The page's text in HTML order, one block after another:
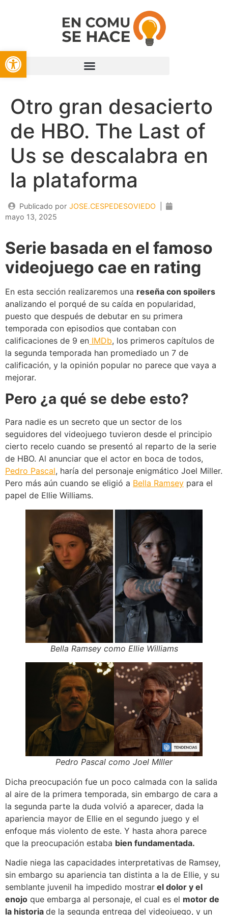
Open toolbar
Otro gran desacierto
de HBO. The Last of
Us se descalabra en
la plataforma
Publicado por JOSE.CESPEDESOVIEDO
mayo 13, 2025
Serie basada en el famoso
videojuego cae en rating
En esta sección realizaremos una reseña con spoilers
analizando el porqué de su caída en popularidad,
puesto que después de debutar en su primera
temporada con episodios que contaban con
calificaciones de 9 en IMDb, los primeros capítulos de
la segunda temporada han promediado un 7 de
calificación, y la opinión popular no parece que vaya a
mejorar.
Pero ¿a qué se debe esto?
Para nadie es un secreto que un sector de los
seguidores del videojuego tuvieron desde el principio
cierto recelo cuando se presentó al reparto de la serie
de HBO. Al anunciar que el actor en boca de todos,
Pedro Pascal, haría del personaje enigmático Joel Miller.
Pero más aún cuando se eligió a Bella Ramsey para el
papel de Ellie Williams.
Bella Ramsey como Ellie Williams
Pedro Pascal como Joel MIller
Dicha preocupación fue un poco calmada con la salida
al aire de la primera temporada, sin embargo de cara a
la segunda parte la duda volvió a aparecer, dada la
apariencia mayor de Ellie en el segundo juego y el
enfoque más violento de este. Y hasta ahora parece
que la preocupación estaba bien fundamentada.
Nadie niega las capacidades interpretativas de Ramsey,
sin embargo su apariencia tan distinta a la de Ellie, y su
semblante juvenil ha impedido mostrar el dolor y el
enojo que embarga al personaje, el cual es el motor de
la historia de la segunda entrega del videojuego, y un